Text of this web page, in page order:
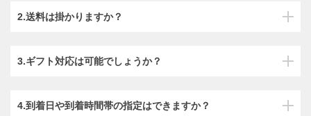
2.送料は掛かりますか？
3.ギフト対応は可能でしょうか？
4.到着日や到着時間帯の指定はできますか？